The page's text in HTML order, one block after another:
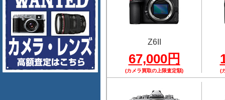
Z6II
67,000円
(カメラ買取の上限査定額) (